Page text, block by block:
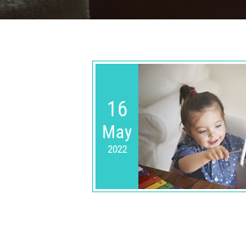
16
May
2022